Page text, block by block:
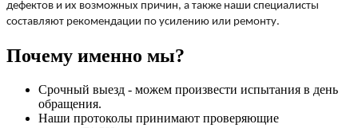
дефектов и их возможных причин, а также наши специалисты
составляют рекомендации по усилению или ремонту.
Почему именно мы?
Срочный выезд - можем произвести испытания в день
обращения.
Наши протоколы принимают проверяющие